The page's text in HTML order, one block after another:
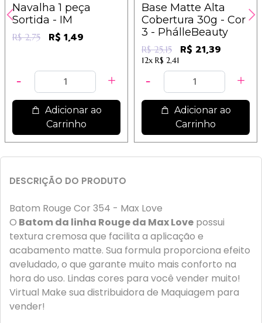
Navalha 1 peça
Sortida - IM
R$ 2,75 R$ 1,49
Adicionar ao
Carrinho
Base Matte Alta
Cobertura 30g - Cor
3 - PhálleBeauty
R$ 25,15 R$ 21,39
12x R$ 2,41
Adicionar ao
Carrinho
DESCRIÇÃO DO PRODUTO
Batom Rouge Cor 354 - Max Love
O Batom da linha Rouge da Max Love possui
textura cremosa que facilita a aplicação e
acabamento matte. Sua formula proporciona efeito
aveludado, o que garante muito mais conforto na
hora do uso. Lindas cores para você vender muito!
Virtual Make sua distribuidora de Maquiagem para
vender!